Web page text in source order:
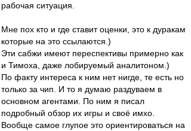
рабочая ситуация.
Мне пох кто и где ставит оценки, это к дуракам
которые на это ссылаются.)
Эти сабжи имеют переспективы примерно как
и Тимоха, даже лобируемый аналитоном.)
По факту интереса к ним нет нигде, те есть но
только за чип. И то я думаю раздуваем в
основном агентами. По ним я писал
подробный обзор их игры и своё имхо.
Вообще самое глупое это ориентироваться на